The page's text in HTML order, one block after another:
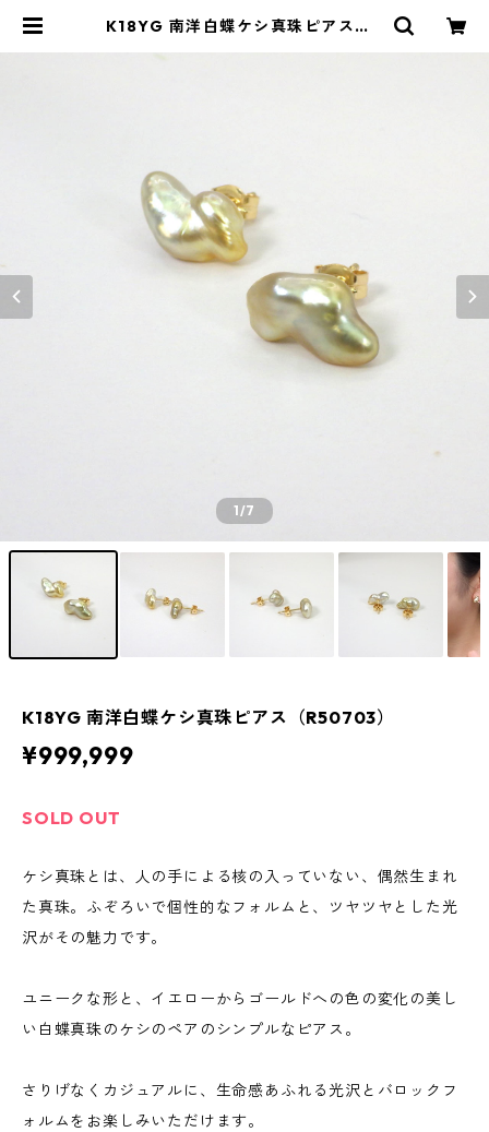
K18YG 南洋白蝶ケシ真珠ピアス（R
1/7
K18YG 南洋白蝶ケシ真珠ピアス（R50703）
¥999,999
SOLD OUT
ケシ真珠とは、人の手による核の入っていない、偶然生まれ
た真珠。ふぞろいで個性的なフォルムと、ツヤツヤとした光
沢がその魅力です。
ユニークな形と、イエローからゴールドへの色の変化の美し
い白蝶真珠のケシのペアのシンプルなピアス。
さりげなくカジュアルに、生命感あふれる光沢とバロックフ
ォルムをお楽しみいただけます。